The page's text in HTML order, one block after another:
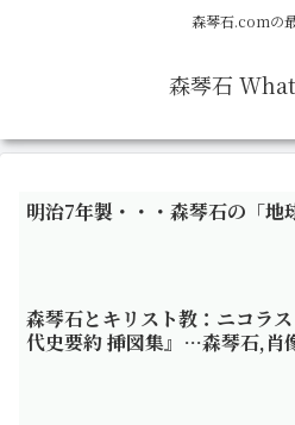
森琴石.comの
森琴石
明治7年製・・・森琴石の「地
森琴石とキリスト教：ニコラ
代史要約 挿図集』…森琴石,肖